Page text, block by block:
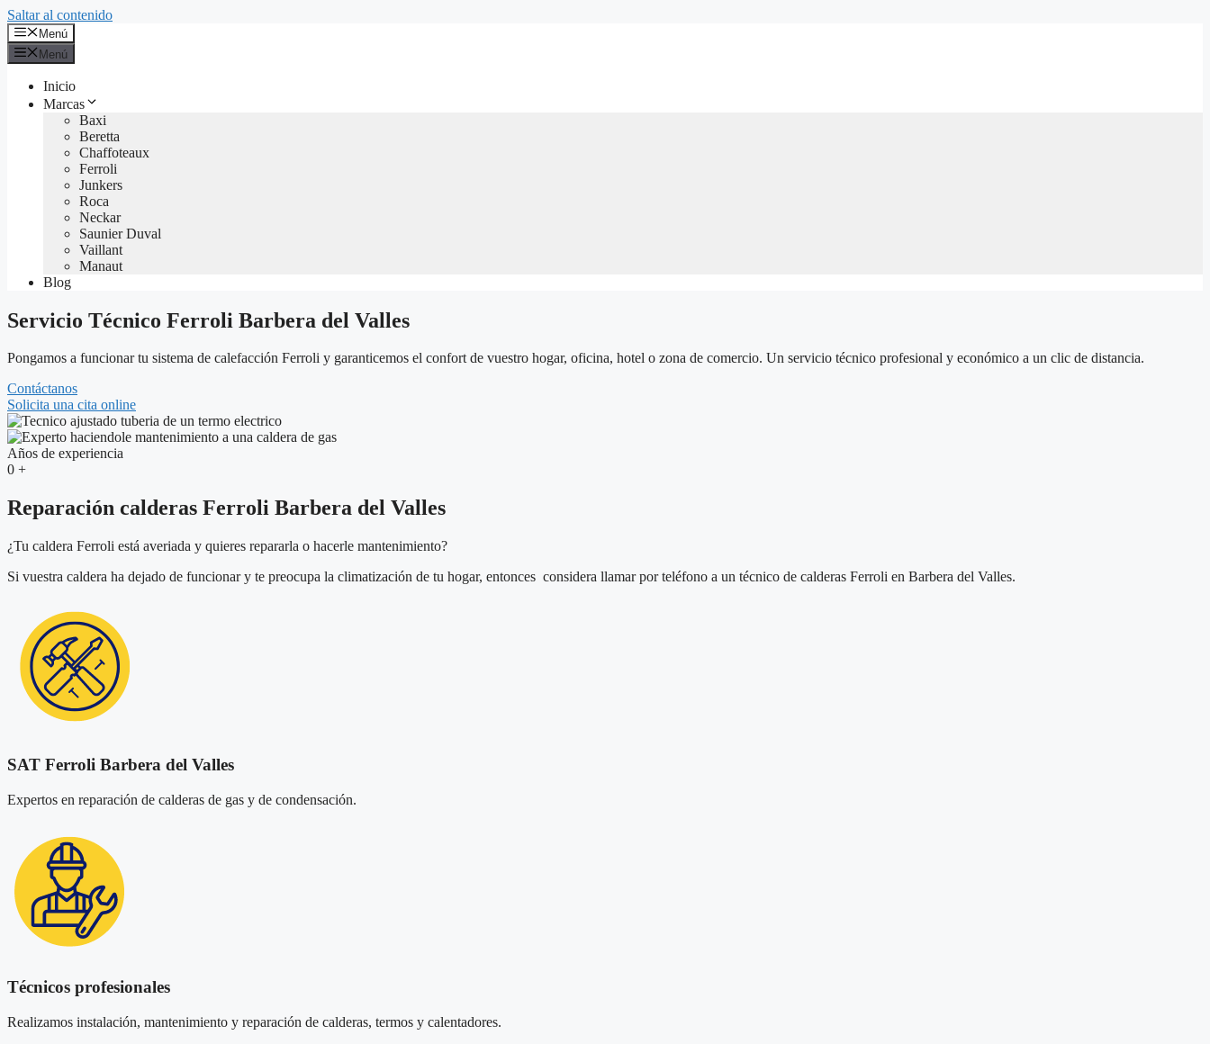
Saltar al contenido
Menú
Menú
Inicio
Marcas
Baxi
Beretta
Chaffoteaux
Ferroli
Junkers
Roca
Neckar
Saunier Duval
Vaillant
Manaut
Blog
Servicio Técnico Ferroli Barbera del Valles
Pongamos a funcionar tu sistema de calefacción Ferroli y garanticemos el confort de vuestro hogar, oficina, hotel o zona de comercio. Un servicio técnico profesional y económico a un clic de distancia.
Contáctanos
Solicita una cita online
Años de experiencia
0 +
Reparación calderas Ferroli Barbera del Valles
¿Tu caldera Ferroli está averiada y quieres repararla o hacerle mantenimiento?
Si vuestra caldera ha dejado de funcionar y te preocupa la climatización de tu hogar, entonces considera llamar por teléfono a un técnico de calderas Ferroli en Barbera del Valles.
SAT Ferroli Barbera del Valles
Expertos en reparación de calderas de gas y de condensación.
Técnicos profesionales
Realizamos instalación, mantenimiento y reparación de calderas, termos y calentadores.